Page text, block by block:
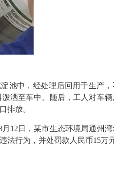
池中，经处理后回用于生产，
洒至车中。随后，工人对车辆
排放。
12日，某市生态环境局通州
行为，并处罚款人民币15万元